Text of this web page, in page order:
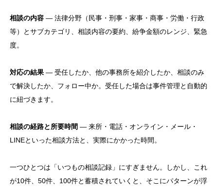
相談の内容 — 法律分野（民事・刑事・家事・商事・労働・行政
等）とサブカテゴリ、相談内容の要約、紛争金額のレンジ、緊急
度。
対応の結果 — 受任したか、他の事務所を紹介したか、相談のみ
で解決したか、フォロー中か。受任した場合は事件管理と自動的
に紐づきます。
相談の経路と所要時間 — 来所・電話・オンライン・メール・
LINEといった相談方法と、実際にかかった時間。
一つひとつは「いつもの相談記録」にすぎません。しかし、これ
が10件、50件、100件と蓄積されていくと、そこにパターンが浮